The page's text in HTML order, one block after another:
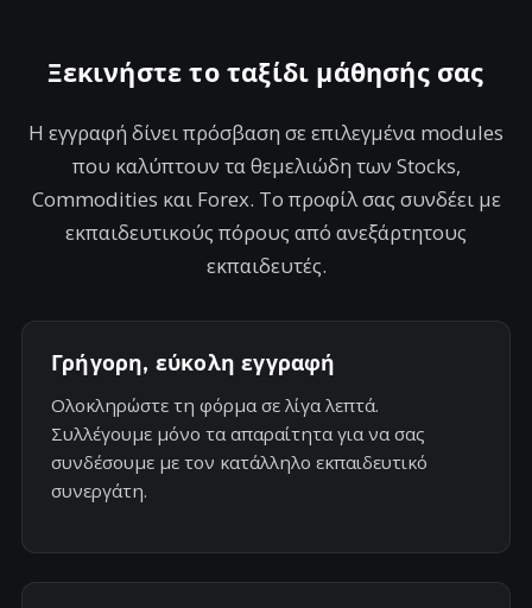
1
Ξεκινήστε το ταξίδι μάθησής σας
Η εγγραφή δίνει πρόσβαση σε επιλεγμένα modules
που καλύπτουν τα θεμελιώδη των Stocks,
Commodities και Forex. Το προφίλ σας συνδέει με
εκπαιδευτικούς πόρους από ανεξάρτητους
εκπαιδευτές.
Γρήγορη, εύκολη εγγραφή
Ολοκληρώστε τη φόρμα σε λίγα λεπτά.
Συλλέγουμε μόνο τα απαραίτητα για να σας
συνδέσουμε με τον κατάλληλο εκπαιδευτικό
συνεργάτη.